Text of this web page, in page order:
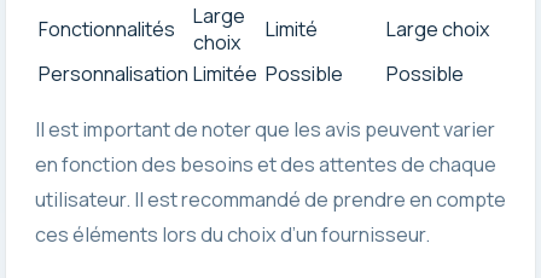
Fonctionnalités
Large
choix
Limité
Large choix
Personnalisation Limitée Possible Possible
Il est important de noter que les avis peuvent varier
en fonction des besoins et des attentes de chaque
utilisateur. Il est recommandé de prendre en compte
ces éléments lors du choix d’un fournisseur.